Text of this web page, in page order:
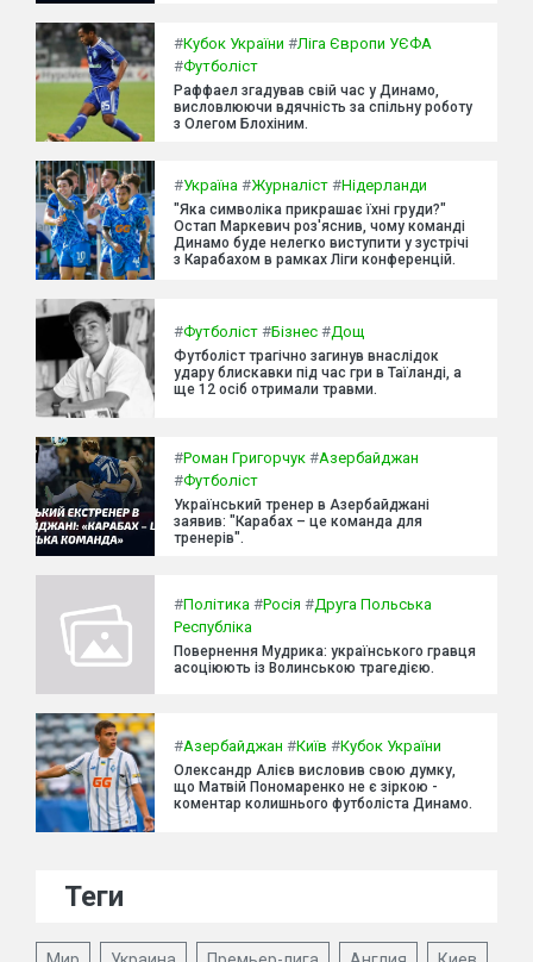
#Кубок України #Ліга Європи УЄФА
#Футболіст
Раффаел згадував свій час у Динамо,
висловлюючи вдячність за спільну роботу
з Олегом Блохіним.
#Україна #Журналіст #Нідерланди
"Яка символіка прикрашає їхні груди?"
Остап Маркевич роз'яснив, чому команді
Динамо буде нелегко виступити у зустрічі
з Карабахом в рамках Ліги конференцій.
#Футболіст #Бізнес #Дощ
Футболіст трагічно загинув внаслідок
удару блискавки під час гри в Таїланді, а
ще 12 осіб отримали травми.
#Роман Григорчук #Азербайджан
#Футболіст
Український тренер в Азербайджані
заявив: "Карабах – це команда для
тренерів".
#Політика #Росія #Друга Польська
Республіка
Повернення Мудрика: українського гравця
асоціюють із Волинською трагедією.
#Азербайджан #Київ #Кубок України
Олександр Алієв висловив свою думку,
що Матвій Пономаренко не є зіркою -
коментар колишнього футболіста Динамо.
Теги